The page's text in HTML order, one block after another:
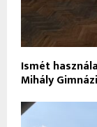
Ismét
Mihály